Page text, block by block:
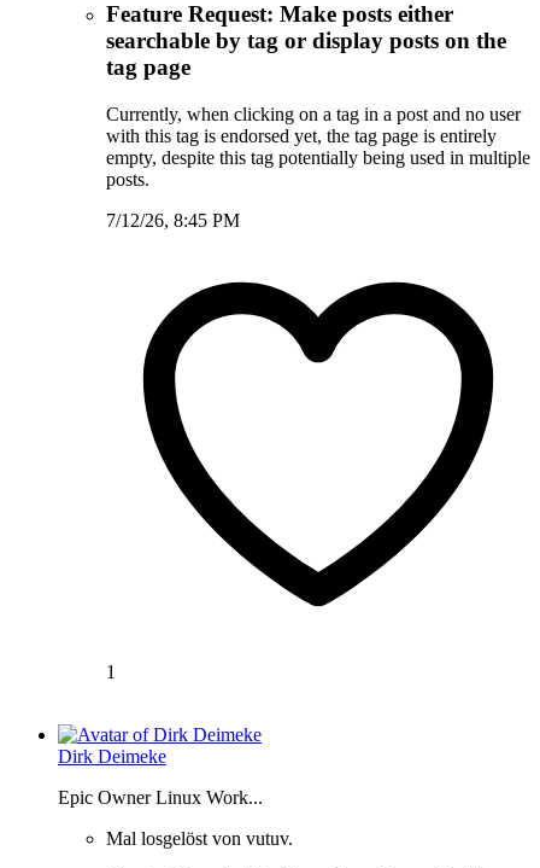
Feature Request: Make posts either
searchable by tag or display posts on the
tag page
Currently, when clicking on a tag in a post and no user
with this tag is endorsed yet, the tag page is entirely
empty, despite this tag potentially being used in multiple
posts.
7/12/26, 8:45 PM
1
Dirk Deimeke
Epic Owner Linux Work...
Mal losgelöst von vutuv.